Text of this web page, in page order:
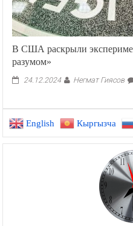
В США раскрыли
разумом»
24.12.2024 Негмат Гиясов
English Кыргызча